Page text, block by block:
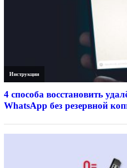
Инструкции
4 способа восстановить
WhatsApp без резервной